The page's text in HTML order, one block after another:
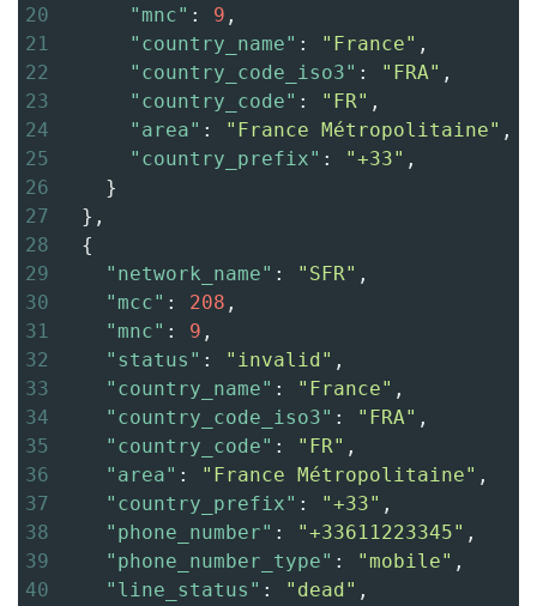
20
"mnc" : 9 ,
21
"country_name" : "France" ,
22
"country_code_iso3" : "FRA" ,
23
"country_code" : "FR" ,
24
"area" : "France Métropolitaine" ,
25
"country_prefix" : "+33" ,
26
}
27
  },
28
  {
29
"network_name" : "SFR" ,
30
"mcc" : 208 ,
31
"mnc" : 9 ,
32
"status" : "invalid" ,
33
"country_name" : "France" ,
34
"country_code_iso3" : "FRA" ,
35
"country_code" : "FR" ,
36
"area" : "France Métropolitaine" ,
37
"country_prefix" : "+33" ,
38
"phone_number" : "+33611223345" ,
39
"phone_number_type" : "mobile" ,
40
"line_status" : "dead" ,